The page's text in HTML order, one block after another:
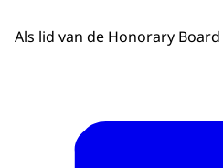
Als lid van de Honorary